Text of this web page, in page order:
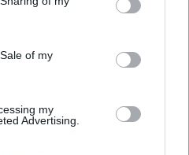
of my
my
Advertising.
katolicki (od 1942
ta zasłużona uczelnia
ostrego sporu z tamtejszą
Stolica Apostolska w
używać nazwy
decyzji był konflikt
wielkim kanclerzem, kard.
jego prawo do